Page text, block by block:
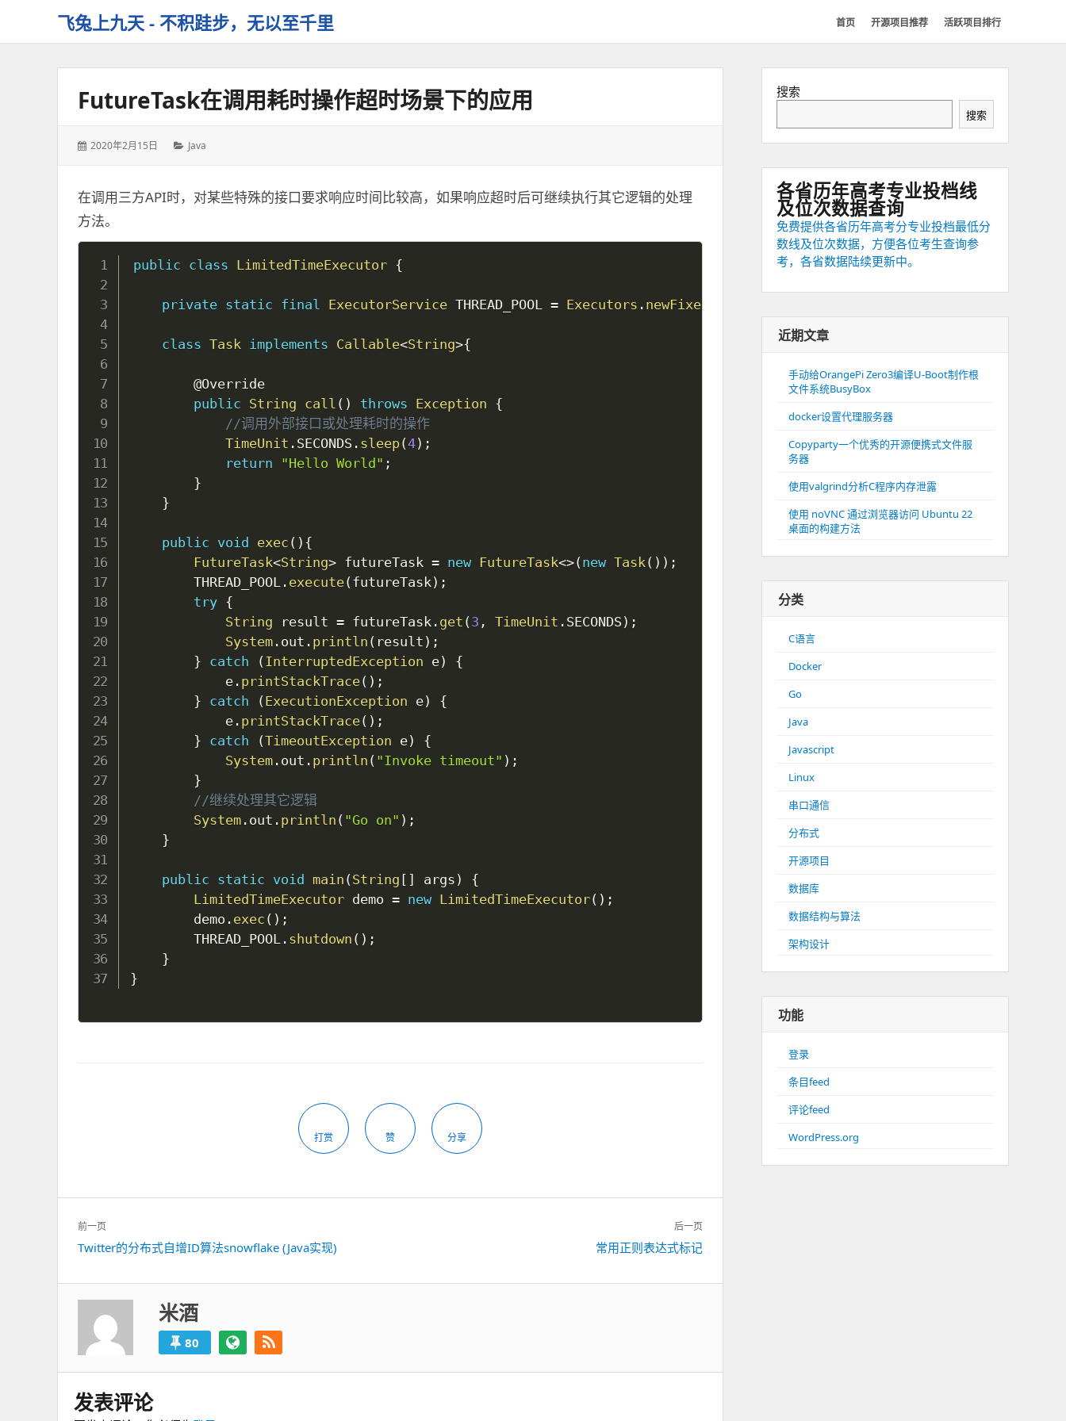
飞兔上九天 - 不积跬步，无以至千里 首页 开源项目推荐 活跃项目排行
FutureTask在调用耗时操作超时场景下的应用
发
2020年2月15日
分
Java
在调用三方API时，对某些特殊的接口要求响应时间比较高，如果响应超时后可继续执行其它逻辑的处理
方法。
public class LimitedTimeExecutor {
private static final ExecutorService THREAD_POOL = Executors . newFixedThreadPool
class Task implements Callable<String>{
@Override
public String call ( ) throws Exception {
//调用外部接口或处理耗时的操作
TimeUnit . SECONDS . sleep(4) ;
return
"Hello World" ;
}
}
public void exec ( ) {
FutureTask<String> futureTask = new FutureTask<>(new Task( ) ) ;
        THREAD_POOL
. execute(futureTask) ;
try {
String result = futureTask. get (3 , TimeUnit . SECONDS ) ;
System. out . println ( result ) ;
} catch (InterruptedException e)
{
            e
. printStackTrace( ) ;
} catch (ExecutionException e)
{
            e
. printStackTrace( ) ;
} catch (TimeoutException e)
{
System. out . println ( "Invoke timeout" ) ;
}
//继续处理其它逻辑
System. out . println ( "Go on" ) ;
}
public static void main (String [ ] args )
{
LimitedTimeExecutor demo = new LimitedTimeExecutor( ) ;
        demo
. exec ( ) ;
        THREAD_POOL
. shutdown ( ) ;
}
}
打赏 赞 分享
文
章
导
航
前一页
上
篇：
Twitter的分布式自增ID算法snowflake (Java实现)
后一页
篇：
常用正则表达式标记
米酒
80
发表评论
搜索
搜索
各省历年高考专业投档线
及位次数据查询
免费提供各省历年高考分专业投档最低分
数线及位次数据，方便各位考生查询参
考，各省数据陆续更新中。
近期文章
手动给OrangePi Zero3编译U-Boot制作根
文件系统BusyBox
docker设置代理服务器
Copyparty一个优秀的开源便携式文件服
务器
使用valgrind分析C程序内存泄露
使用 noVNC 通过浏览器访问 Ubuntu 22
桌面的构建方法
分类
C语言
Docker
Go
Java
Javascript
Linux
串口通信
分布式
开源项目
数据库
数据结构与算法
架构设计
功能
登录
条目feed
评论feed
WordPress.org